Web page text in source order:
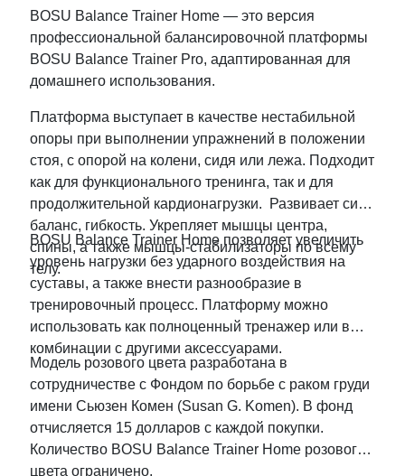
BOSU Balance Trainer Home — это версия
профессиональной балансировочной платформы
BOSU Balance Trainer Pro, адаптированная для
домашнего использования.
Платформа выступает в качестве нестабильной
опоры при выполнении упражнений в положении
стоя, с опорой на колени, сидя или лежа. Подходит
как для функционального тренинга, так и для
продолжительной кардионагрузки. Развивает силу,
баланс, гибкость. Укрепляет мышцы центра,
спины, а также мышцы-стабилизаторы по всему
телу.
BOSU Balance Trainer Home позволяет увеличить
уровень нагрузки без ударного воздействия на
суставы, а также внести разнообразие в
тренировочный процесс. Платформу можно
использовать как полноценный тренажер или в
комбинации с другими аксессуарами.
Модель розового цвета разработана в
сотрудничестве с Фондом по борьбе с раком груди
имени Сьюзен Комен (Susan G. Komen). В фонд
отчисляется 15 долларов с каждой покупки.
Количество BOSU Balance Trainer Home розового
цвета ограничено.